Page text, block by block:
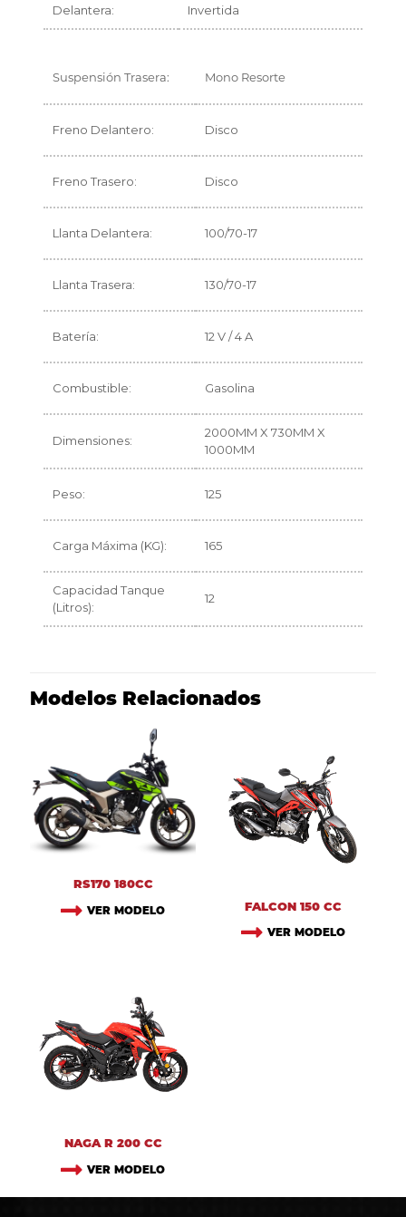
Delantera:
Invertida
Suspensión Trasera: Mono Resorte
Freno Delantero: Disco
Freno Trasero: Disco
Llanta Delantera: 100/70-17
Llanta Trasera: 130/70-17
Batería: 12 V / 4 A
Combustible: Gasolina
Dimensiones:
2000MM X 730MM X
1000MM
Peso: 125
Carga Máxima (KG): 165
Capacidad Tanque
(Litros):
12
Modelos Relacionados
RS170 180CC
VER MODELO FALCON 150 CC
VER MODELO
NAGA R 200 CC
VER MODELO